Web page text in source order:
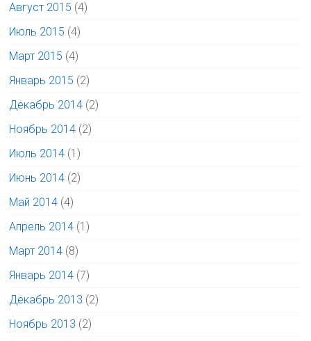
Август 2015 (4)
Июль 2015 (4)
Март 2015 (4)
Январь 2015 (2)
Декабрь 2014 (2)
Ноябрь 2014 (2)
Июль 2014 (1)
Июнь 2014 (2)
Май 2014 (4)
Апрель 2014 (1)
Март 2014 (8)
Январь 2014 (7)
Декабрь 2013 (2)
Ноябрь 2013 (2)